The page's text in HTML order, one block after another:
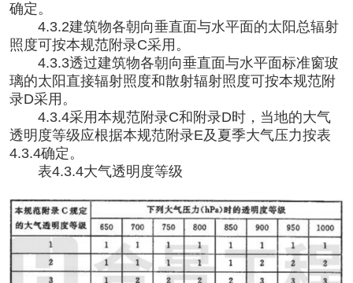
确定。
4.3.2建筑物各朝向垂直面与水平面的太阳总辐射
照度可按本规范附录C采用。
4.3.3透过建筑物各朝向垂直面与水平面标准窗玻
璃的太阳直接辐射照度和散射辐射照度可按本规范附
录D采用。
4.3.4采用本规范附录C和附录D时，当地的大气
透明度等级应根据本规范附录E及夏季大气压力按表
4.3.4确定。
表4.3.4大气透明度等级